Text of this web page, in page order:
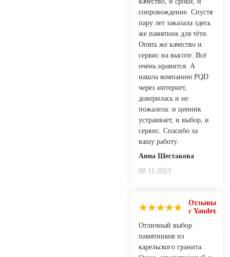
сопровождение. Спустя
пару лет заказала здесь
же памятник для тёти.
Опять же качество и
сервис на высоте. Всё
очень нравится. А
нашла компанию PQD
через интернет,
доверилась и не
пожалела: и ценник
устраивает, и выбор, и
сервис. Спасибо за
вашу работу.
Анна Шестакова
08.11.2023
Отзывы
с Yandex
Отличный выбор
памятников из
карельского гранита.